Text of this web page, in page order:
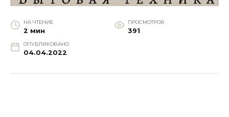
НА ЧТЕНИЕ
2 мин
ПРОСМОТРОВ
391
ОПУБЛИКОВАНО
04.04.2022